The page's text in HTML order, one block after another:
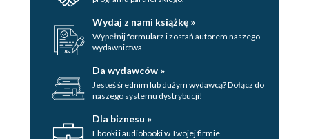
Wydaj z nami książkę »
Wypełnij formularz i zostań autorem naszego
wydawnictwa.
Da wydawców »
Jesteś średnim lub dużym wydawcą? Dołącz do
naszego systemu dystrybucji!
Dla biznesu »
Ebooki i audiobooki w Twojej firmie.